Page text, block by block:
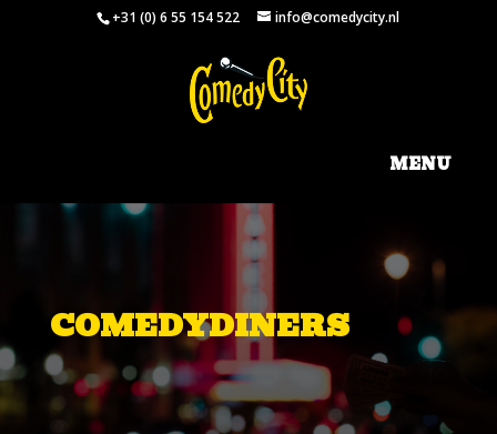
+31 (0) 6 55 154 522 info@comedycity.nl
COMEDYDINERS